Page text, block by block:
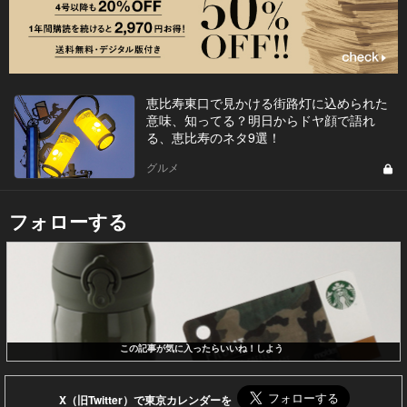
恵比寿東口で見かける街路灯に込められた
意味、知ってる？明日からドヤ顔で語れ
る、恵比寿のネタ9選！
グルメ
フォローする
この記事が気に入ったらいいね！しよう
X（旧Twitter）で東京カレンダーを